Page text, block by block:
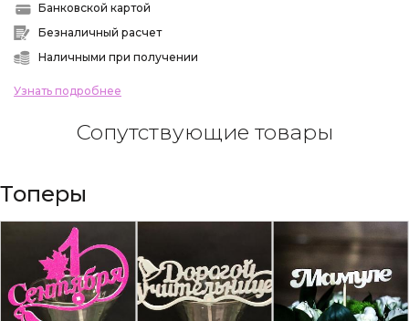
Банковской картой
Безналичный расчет
Наличными при получении
Узнать подробнее
Сопутствующие товары
Топеры